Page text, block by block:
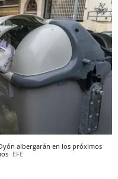
albergarán en los próximos
EFE